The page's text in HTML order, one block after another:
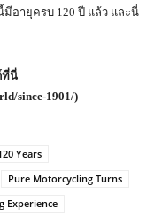
อายุครบ 120 ปี แล้ว และนี่
ที่นี่
since-1901/)
Years
Pure Motorcycling Turns
Experience